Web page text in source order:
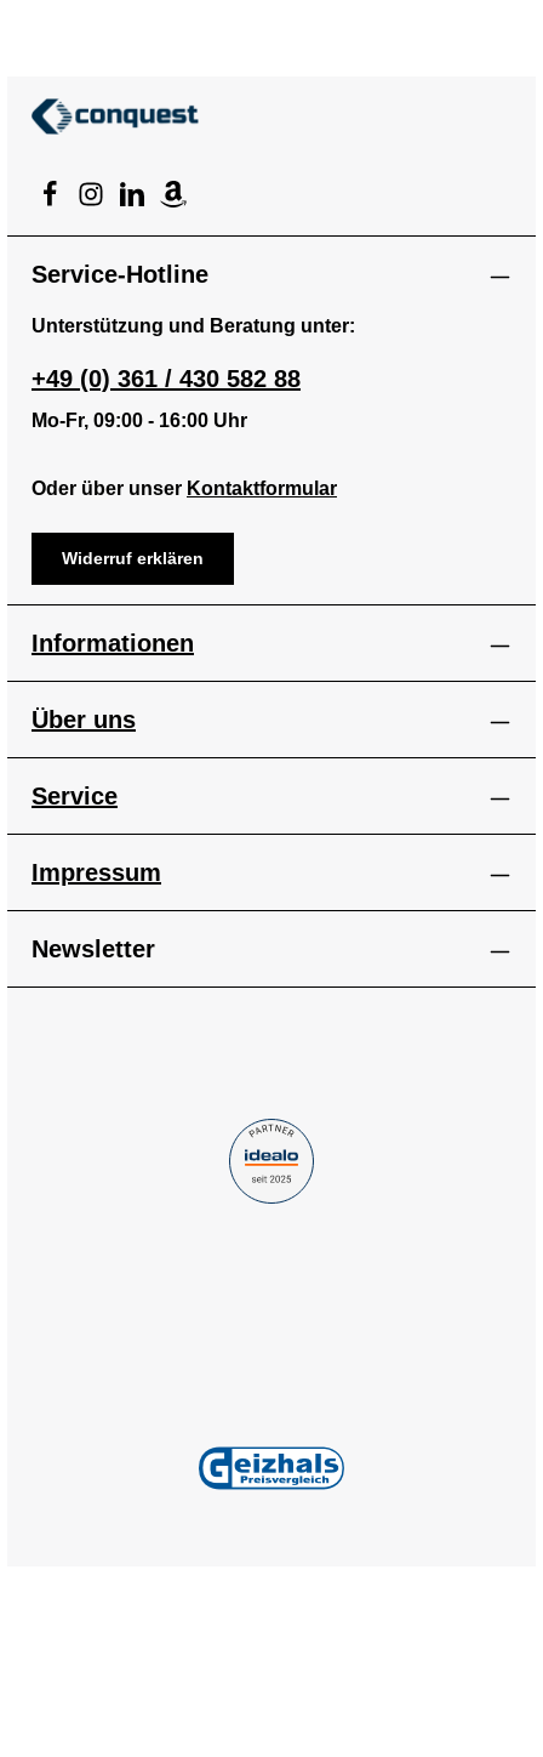
Service-Hotline
Unterstützung und Beratung unter:
+49 (0) 361 / 430 582 88
Mo-Fr, 09:00 - 16:00 Uhr
Oder über unser Kontaktformular
Widerruf erklären
Informationen
Über uns
Service
Impressum
Newsletter